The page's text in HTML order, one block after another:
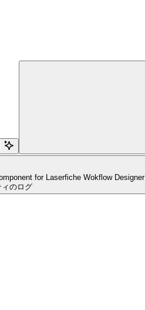
for Laserfiche Wokflow Designer
ィのログ